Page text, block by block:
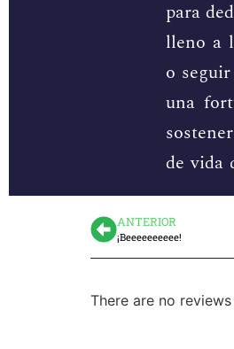
para
lleno a
o
una
de vida
ANTERIOR
¡Beeeeeeeeee!
There are no